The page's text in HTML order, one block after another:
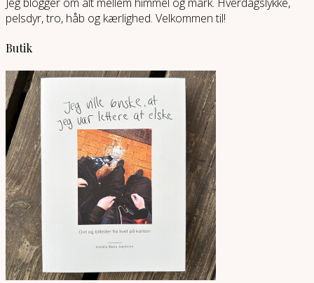
pelsdyr, tro, håb og kærlighed. Velkommen til!
Butik